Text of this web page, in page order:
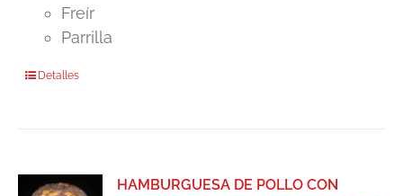
Freír
Parrilla
Detalles
HAMBURGUESA DE POLLO CON